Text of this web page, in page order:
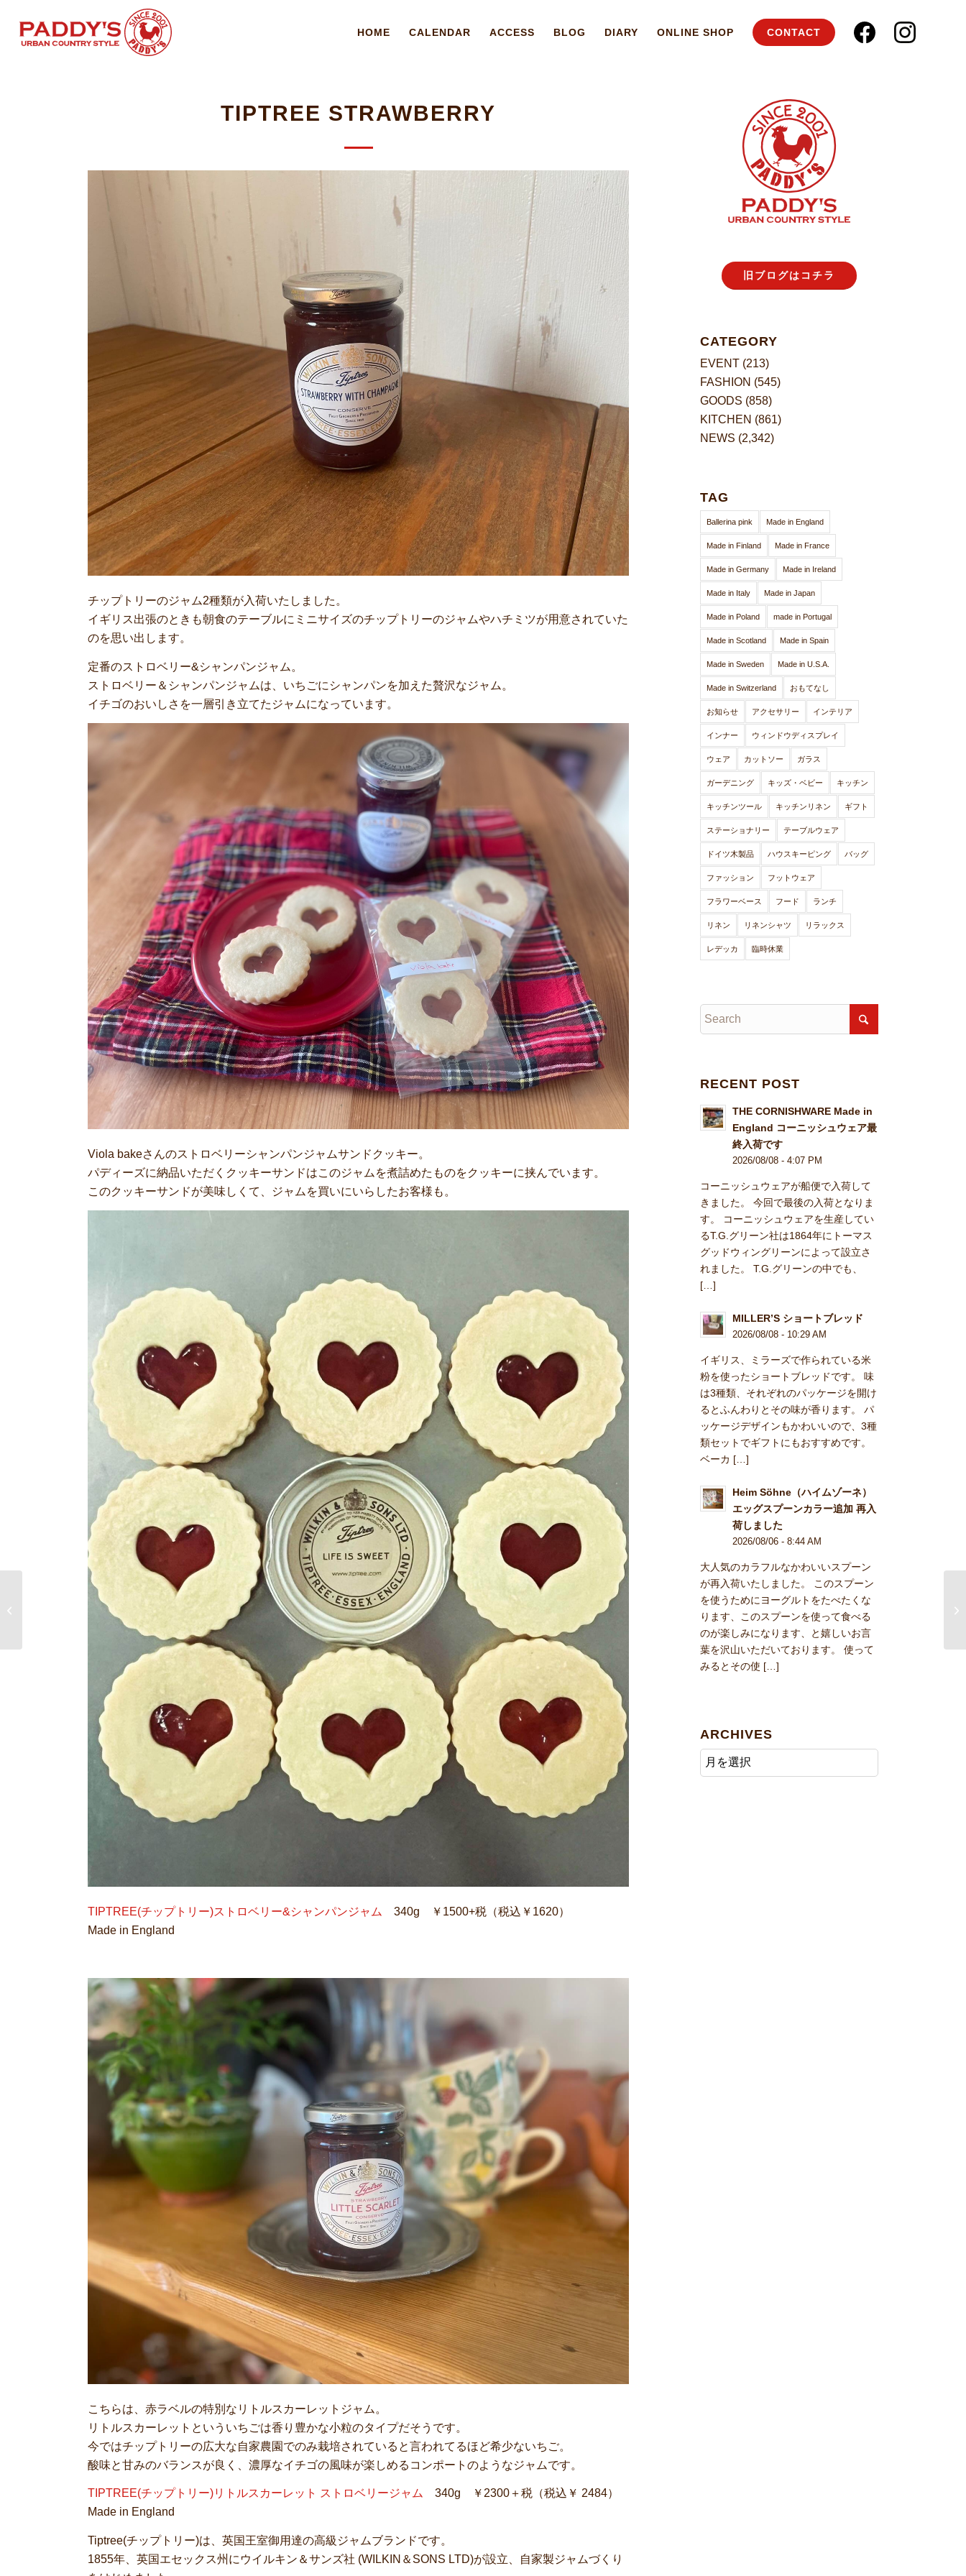
HOME CALENDAR ACCESS BLOG DIARY ONLINE SHOP CONTACT
TIPTREE STRAWBERRY
チップトリーのジャム2種類が入荷いたしました。
イギリス出張のときも朝食のテーブルにミニサイズのチップトリーのジャムやハチミツが用意されていた
のを思い出します。
定番のストロベリー&シャンパンジャム。
ストロベリー＆シャンパンジャムは、いちごにシャンパンを加えた贅沢なジャム。
イチゴのおいしさを一層引き立てたジャムになっています。
Viola bakeさんのストロベリーシャンパンジャムサンドクッキー。
パディーズに納品いただくクッキーサンドはこのジャムを煮詰めたものをクッキーに挟んでいます。
このクッキーサンドが美味しくて、ジャムを買いにいらしたお客様も。
TIPTREE(チップトリー)ストロベリー&シャンパンジャム
340g ￥1500+税（税込￥1620）
Made in England
こちらは、赤ラベルの特別なリトルスカーレットジャム。
リトルスカーレットといういちごは香り豊かな小粒のタイプだそうです。
今ではチップトリーの広大な自家農園でのみ栽培されていると言われてるほど希少ないちご。
酸味と甘みのバランスが良く、濃厚なイチゴの風味が楽しめるコンポートのようなジャムです。
TIPTREE(チップトリー)リトルスカーレット ストロベリージャム
340g ￥2300＋税（税込￥ 2484）
Made in England
Tiptree(チップトリー)は、英国王室御用達の高級ジャムブランドです。
1855年、英国エセックス州にウイルキン＆サンズ社 (WILKIN＆SONS LTD)が設立、自家製ジャムづくり
旧ブログはコチラ
CATEGORY
EVENT (213)
FASHION (545)
GOODS (858)
KITCHEN (861)
NEWS (2,342)
TAG
Ballerina pink Made in England
Made in Finland Made in France
Made in Germany Made in Ireland
Made in Italy Made in Japan
Made in Poland made in Portugal
Made in Scotland Made in Spain
Made in Sweden Made in U.S.A.
Made in Switzerland おもてなし
お知らせ アクセサリー インテリア
インナー ウィンドウディスプレイ
ウェア カットソー ガラス
ガーデニング キッズ・ベビー キッチン
キッチンツール キッチンリネン ギフト
ステーショナリー テーブルウェア
ドイツ木製品 ハウスキーピング バッグ
ファッション フットウェア
フラワーベース フード ランチ
リネン リネンシャツ リラックス
レデッカ 臨時休業
RECENT POST
THE CORNISHWARE Made in
England コーニッシュウェア最
終入荷です
2026/08/08 - 4:07 PM
コーニッシュウェアが船便で入荷して
きました。 今回で最後の入荷となりま
す。 コーニッシュウェアを生産してい
るT.G.グリーン社は1864年にトーマス
グッドウィングリーンによって設立さ
れました。 T.G.グリーンの中でも、
[…]
MILLER’S ショートブレッド
2026/08/08 - 10:29 AM
イギリス、ミラーズで作られている米
粉を使ったショートブレッドです。 味
は3種類、それぞれのパッケージを開け
るとふんわりとその味が香ります。 パ
ッケージデザインもかわいいので、3種
類セットでギフトにもおすすめです。
ベーカ […]
Heim Söhne（ハイムゾーネ）
エッグスプーンカラー追加 再入
荷しました
2026/08/06 - 8:44 AM
大人気のカラフルなかわいいスプーン
が再入荷いたしました。 このスプーン
を使うためにヨーグルトをたべたくな
ります、このスプーンを使って食べる
のが楽しみになります、と嬉しいお言
葉を沢山いただいております。 使って
みるとその使 […]
ARCHIVES
FACKELMANN ソフト